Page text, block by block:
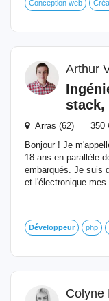
Conception web
Arthur
stack,
Arras (62) 350
Bonjour ! Je
18 ans en parallèle
embarqués. Je suis
et l'électronique
Développeur php
Colyne